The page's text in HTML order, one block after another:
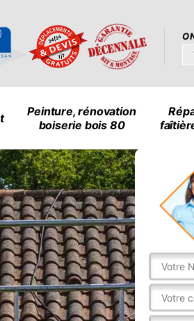
Peinture, rénovation
boiserie bois 80